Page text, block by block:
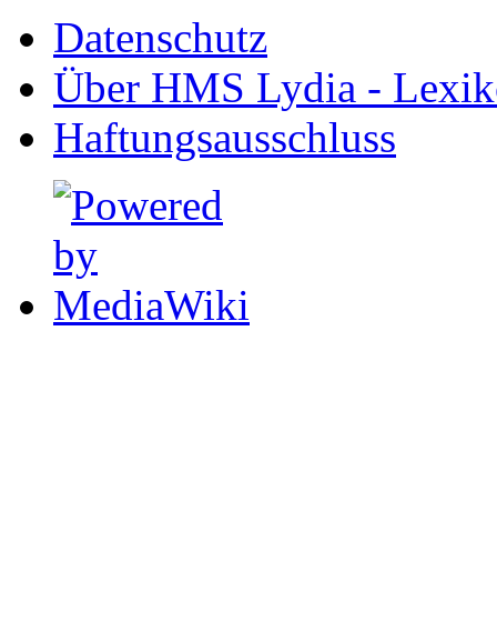
Datenschutz
Über HMS Lydia -
Haftungsausschluss